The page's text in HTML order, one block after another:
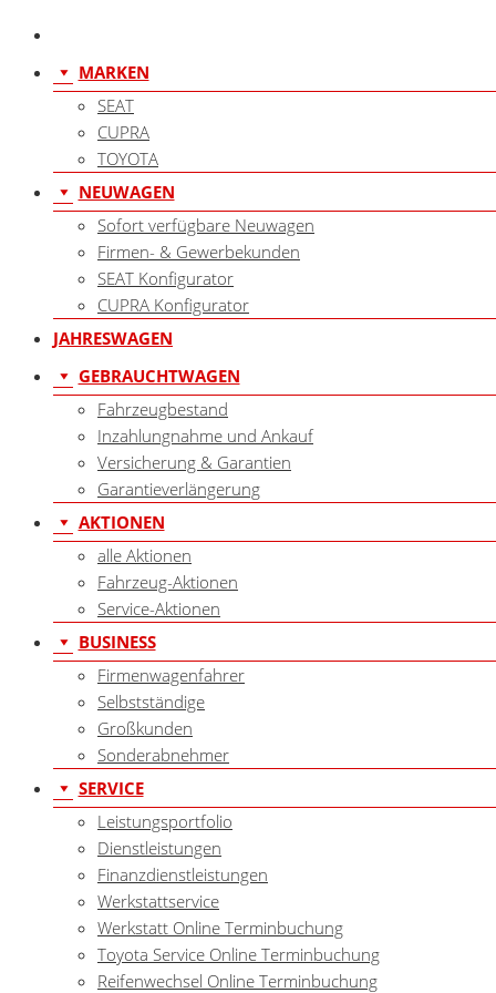
MARKEN
SEAT
CUPRA
TOYOTA
NEUWAGEN
Sofort verfügbare Neuwagen
Firmen- & Gewerbekunden
SEAT Konfigurator
CUPRA Konfigurator
JAHRESWAGEN
GEBRAUCHTWAGEN
Fahrzeugbestand
Inzahlungnahme und Ankauf
Versicherung & Garantien
Garantieverlängerung
AKTIONEN
alle Aktionen
Fahrzeug-Aktionen
Service-Aktionen
BUSINESS
Firmenwagenfahrer
Selbstständige
Großkunden
Sonderabnehmer
SERVICE
Leistungsportfolio
Dienstleistungen
Finanzdienstleistungen
Werkstattservice
Werkstatt Online Terminbuchung
Toyota Service Online Terminbuchung
Reifenwechsel Online Terminbuchung